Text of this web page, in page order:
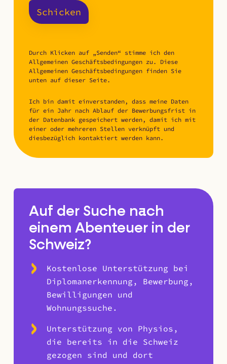
Schicken
Durch Klicken auf „Senden“ stimme ich den
Allgemeinen Geschäftsbedingungen zu. Diese
Allgemeinen Geschäftsbedingungen finden Sie
unten auf dieser Seite.
Ich bin damit einverstanden, dass meine Daten
für ein Jahr nach Ablauf der Bewerbungsfrist in
der Datenbank gespeichert werden, damit ich mit
einer oder mehreren Stellen verknüpft und
diesbezüglich kontaktiert werden kann.
Auf der Suche nach
einem Abenteuer in der
Schweiz?
Kostenlose Unterstützung bei
Diplomanerkennung, Bewerbung,
Bewilligungen und
Wohnungssuche.
Unterstützung von Physios,
die bereits in die Schweiz
gezogen sind und dort